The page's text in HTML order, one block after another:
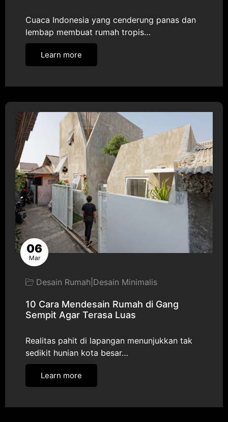
Cuaca Indonesia yang cenderung panas dan
lembap membuat rumah tropis…
Learn more
06
Mar
Desain Rumah Desain Minimalis
10 Cara Mendesain Rumah di Gang
Sempit Agar Terasa Luas
Realitas pahit di lapangan menunjukkan tak
sedikit hunian kota besar…
Learn more